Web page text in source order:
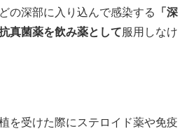
の深部に入り込んで感染する
「深
真菌薬を飲み薬として服用しなけ
を受けた際にステロイド薬や免疫